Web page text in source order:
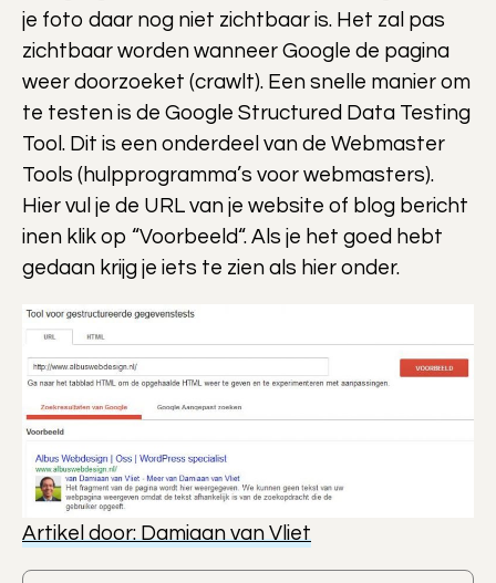
je foto daar nog niet zichtbaar is. Het zal pas
zichtbaar worden wanneer Google de pagina
weer doorzoeket (crawlt). Een snelle manier om
te testen is de Google Structured Data Testing
Tool. Dit is een onderdeel van de Webmaster
Tools (hulpprogramma’s voor webmasters).
Hier vul je de URL van je website of blog bericht
inen klik op “Voorbeeld“. Als je het goed hebt
gedaan krijg je iets te zien als hier onder.
Artikel door: Damiaan van Vliet